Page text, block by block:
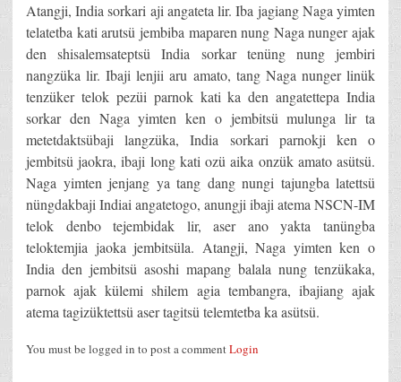
Atangji, India sorkari aji angateta lir. Iba jagiang Naga yimten
telatetba kati arutsü jembiba maparen nung Naga nunger ajak
den shisalemsateptsü India sorkar tenüng nung jembiri
nangzüka lir. Ibaji lenjii aru amato, tang Naga nunger linük
tenzüker telok pezüi parnok kati ka den angatettepa India
sorkar den Naga yimten ken o jembitsü mulunga lir ta
metetdaktsübaji langzüka, India sorkari parnokji ken o
jembitsü jaokra, ibaji long kati ozü aika onzük amato asütsü.
Naga yimten jenjang ya tang dang nungi tajungba latettsü
nüngdakbaji Indiai angatetogo, anungji ibaji atema NSCN-IM
telok denbo tejembidak lir, aser ano yakta tanüngba
teloktemjia jaoka jembitsüla. Atangji, Naga yimten ken o
India den jembitsü asoshi mapang balala nung tenzükaka,
parnok ajak külemi shilem agia tembangra, ibajiang ajak
atema tagizüktettsü aser tagitsü telemtetba ka asütsü.
You must be logged in to post a commentLogin